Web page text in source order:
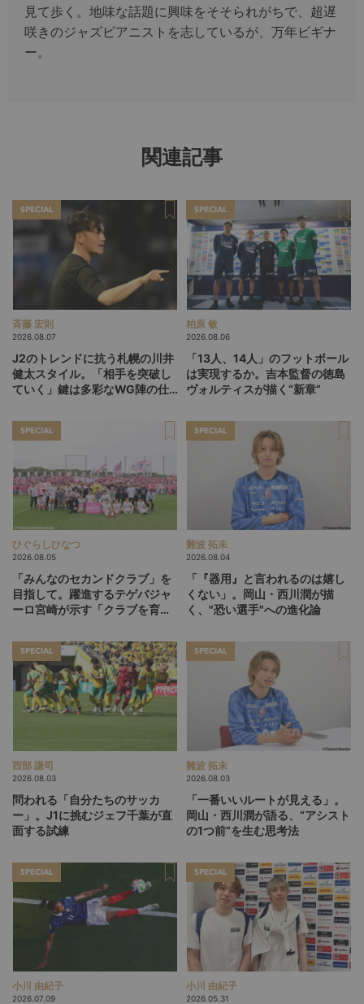
見て歩く。地味な話題に興味をそそられがちで、超遅
咲きのジャズピアニストを志しているが、万年ビギナ
ー。
関連記事
SPECIAL
斉藤 宏則
2026.08.07
J2のトレンドに抗う札幌の川井
健太スタイル。「相手を突破し
ていく」鍵は多彩なWG陣の仕
SPECIAL
柏原 敏
2026.08.06
「13人、14人」のフットボール
は実現するか。吉本監督の徳島
ヴォルティスが描く“新章”
SPECIAL
ひぐらしひなつ
2026.08.05
「みんなのセカンドクラブ」を
目指して。躍進するテゲバジャ
ーロ宮崎が示す「クラブを育て
SPECIAL
難波 拓未
2026.08.04
「『器用』と言われるのは嬉し
くない」。岡山・西川潤が描
く、"恐い選手"への進化論
SPECIAL
西部 謙司
2026.08.03
問われる「自分たちのサッカ
ー」。J1に挑むジェフ千葉が直
面する試練
SPECIAL
難波 拓未
2026.08.03
「一番いいルートが見える」。
岡山・西川潤が語る、“アシスト
の1つ前”を生む思考法
SPECIAL
小川 由紀子
2026.07.09
SPECIAL
小川 由紀子
2026.05.31